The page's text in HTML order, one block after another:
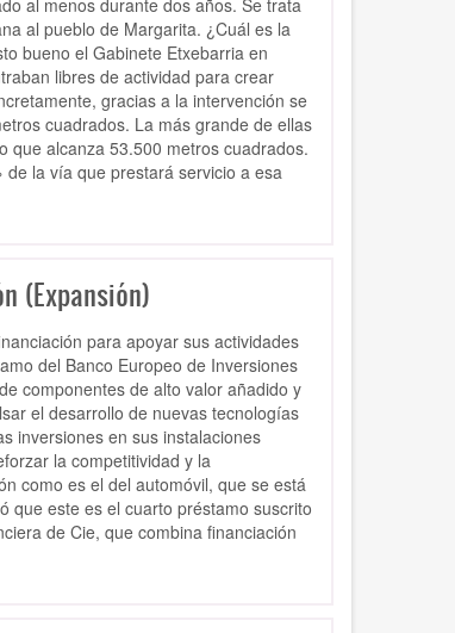
al menos durante dos años. Se trata
al pueblo de Margarita. ¿Cuál es la
bueno el Gabinete Etxebarria en
libres de actividad para crear
gracias a la intervención se
cuadrados. La más grande de ellas
que alcanza 53.500 metros cuadrados.
la vía que prestará servicio a esa
(Expansión)
para apoyar sus actividades
del Banco Europeo de Inversiones
componentes de alto valor añadido y
el desarrollo de nuevas tecnologías
inversiones en sus instalaciones
la competitividad y la
como es el del automóvil, que se está
que este es el cuarto préstamo suscrito
de Cie, que combina financiación